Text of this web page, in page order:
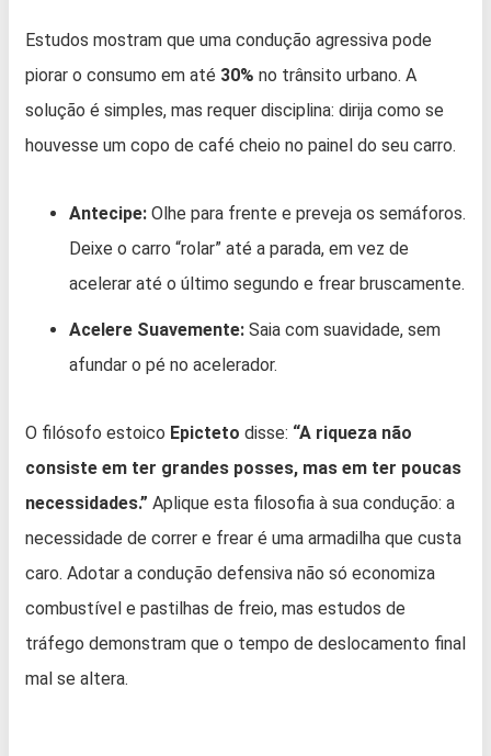
Estudos mostram que uma condução agressiva pode
piorar o consumo em até 30% no trânsito urbano. A
solução é simples, mas requer disciplina: dirija como se
houvesse um copo de café cheio no painel do seu carro.
Antecipe: Olhe para frente e preveja os semáforos.
Deixe o carro “rolar” até a parada, em vez de
acelerar até o último segundo e frear bruscamente.
Acelere Suavemente: Saia com suavidade, sem
afundar o pé no acelerador.
O filósofo estoico Epicteto disse: “A riqueza não
consiste em ter grandes posses, mas em ter poucas
necessidades.” Aplique esta filosofia à sua condução: a
necessidade de correr e frear é uma armadilha que custa
caro. Adotar a condução defensiva não só economiza
combustível e pastilhas de freio, mas estudos de
tráfego demonstram que o tempo de deslocamento final
mal se altera.